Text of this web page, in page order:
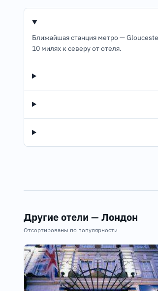
Ближайшая станция метро —
10 милях к северу от отеля.
Другие отели — Лондон
Отсортированы по популярности